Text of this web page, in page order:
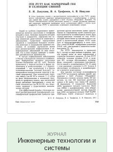
ЖУРНАЛ
Инженерные технологии и
системы